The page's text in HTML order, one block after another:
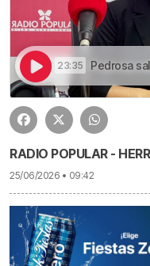
23:35 Pedrosa sale al paso de los 'ceros' en Selectividad:
RADIO POPULAR -
25/06/2026 • 09:42